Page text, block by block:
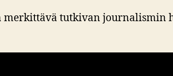
tutkivan journalismin